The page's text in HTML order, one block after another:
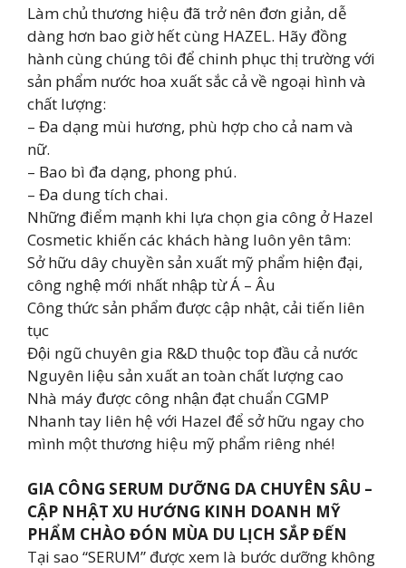
Làm chủ thương hiệu đã trở nên đơn giản, dễ
dàng hơn bao giờ hết cùng HAZEL. Hãy đồng
hành cùng chúng tôi để chinh phục thị trường với
sản phẩm nước hoa xuất sắc cả về ngoại hình và
chất lượng:
– Đa dạng mùi hương, phù hợp cho cả nam và
nữ.
– Bao bì đa dạng, phong phú.
– Đa dung tích chai.
Những điểm mạnh khi lựa chọn gia công ở Hazel
Cosmetic khiến các khách hàng luôn yên tâm:
Sở hữu dây chuyền sản xuất mỹ phẩm hiện đại,
công nghệ mới nhất nhập từ Á – Âu
Công thức sản phẩm được cập nhật, cải tiến liên
tục
Đội ngũ chuyên gia R&D thuộc top đầu cả nước
Nguyên liệu sản xuất an toàn chất lượng cao
Nhà máy được công nhận đạt chuẩn CGMP
Nhanh tay liên hệ với Hazel để sở hữu ngay cho
mình một thương hiệu mỹ phẩm riêng nhé!
GIA CÔNG SERUM DƯỠNG DA CHUYÊN SÂU –
CẬP NHẬT XU HƯỚNG KINH DOANH MỸ
PHẨM CHÀO ĐÓN MÙA DU LỊCH SẮP ĐẾN
Tại sao “SERUM” được xem là bước dưỡng không